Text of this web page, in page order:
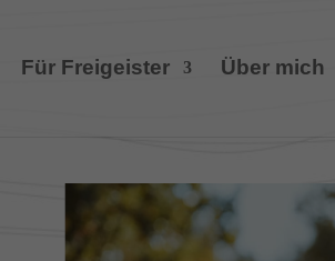
Für Freigeister Über mich